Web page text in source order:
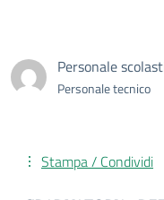
Personale
Personale tecnico
Stampa / Condividi